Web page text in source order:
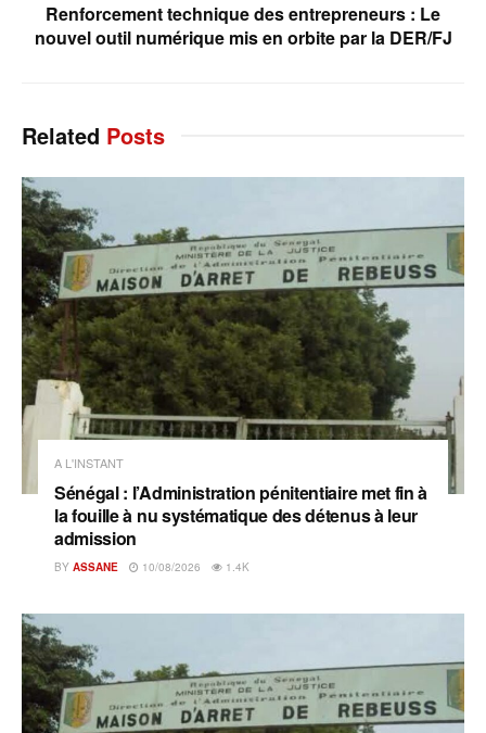
Renforcement technique des entrepreneurs : Le
nouvel outil numérique mis en orbite par la DER/FJ
Related Posts
A L'INSTANT
Sénégal : l’Administration pénitentiaire met fin à
la fouille à nu systématique des détenus à leur
admission
BY ASSANE 10/08/2026 1.4K